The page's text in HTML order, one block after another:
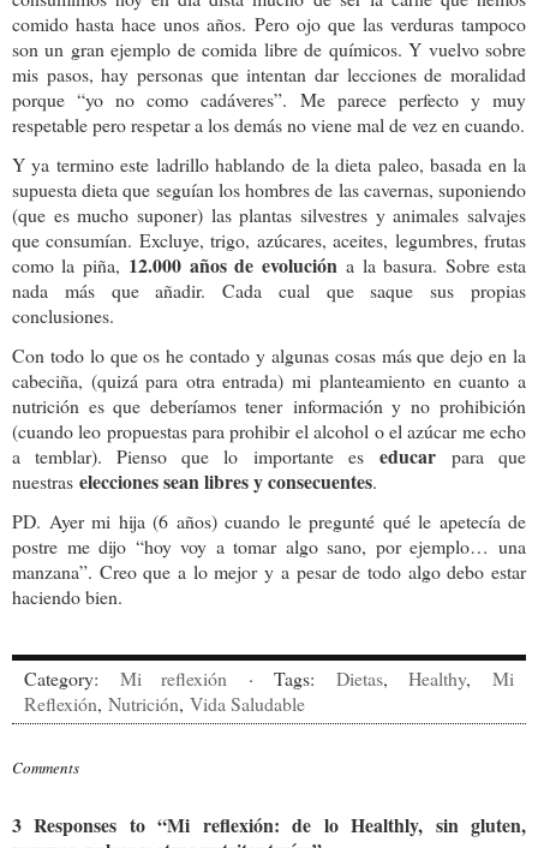
comido hasta hace unos años. Pero ojo que las verduras tampoco
son un gran ejemplo de comida libre de químicos. Y vuelvo sobre
mis pasos, hay personas que intentan dar lecciones de moralidad
porque “yo no como cadáveres”. Me parece perfecto y muy
respetable pero respetar a los demás no viene mal de vez en cuando.
Y ya termino este ladrillo hablando de la dieta paleo, basada en la
supuesta dieta que seguían los hombres de las cavernas, suponiendo
(que es mucho suponer) las plantas silvestres y animales salvajes
que consumían. Excluye, trigo, azúcares, aceites, legumbres, frutas
como la piña, 12.000 años de evolución a la basura. Sobre esta
nada más que añadir. Cada cual que saque sus propias
conclusiones.
Con todo lo que os he contado y algunas cosas más que dejo en la
cabeciña, (quizá para otra entrada) mi planteamiento en cuanto a
nutrición es que deberíamos tener información y no prohibición
(cuando leo propuestas para prohibir el alcohol o el azúcar me echo
a temblar). Pienso que lo importante es educarpara que
nuestras elecciones sean libres y consecuentes.
PD. Ayer mi hija (6 años) cuando le pregunté qué le apetecía de
postre me dijo “hoy voy a tomar algo sano, por ejemplo… una
manzana”. Creo que a lo mejor y a pesar de todo algo debo estar
haciendo bien.
Category: Mi reflexión · Tags: Dietas,Healthy,Mi
Reflexión, Nutrición, Vida Saludable
Comments
3 Responses to “Mi reflexión: de lo Healthly, sin gluten,